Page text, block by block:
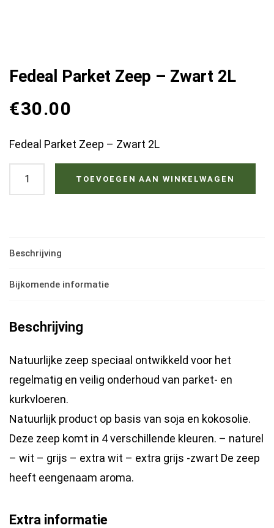
Fedeal Parket Zeep – Zwart 2L
€30.00
Fedeal Parket Zeep – Zwart 2L
Fedeal
Parket
Zwart
hoeveelheid
TOEVOEGEN AAN WINKELWAGEN
Beschrijving
Bijkomende informatie
Beschrijving
Natuurlijke zeep speciaal ontwikkeld voor het
regelmatig en veilig onderhoud van parket- en
kurkvloeren.
Natuurlijk product op basis van soja en kokosolie.
Deze zeep komt in 4 verschillende kleuren. – naturel
– wit – grijs – extra wit – extra grijs -zwart De zeep
heeft eengenaam aroma.
Extra informatie